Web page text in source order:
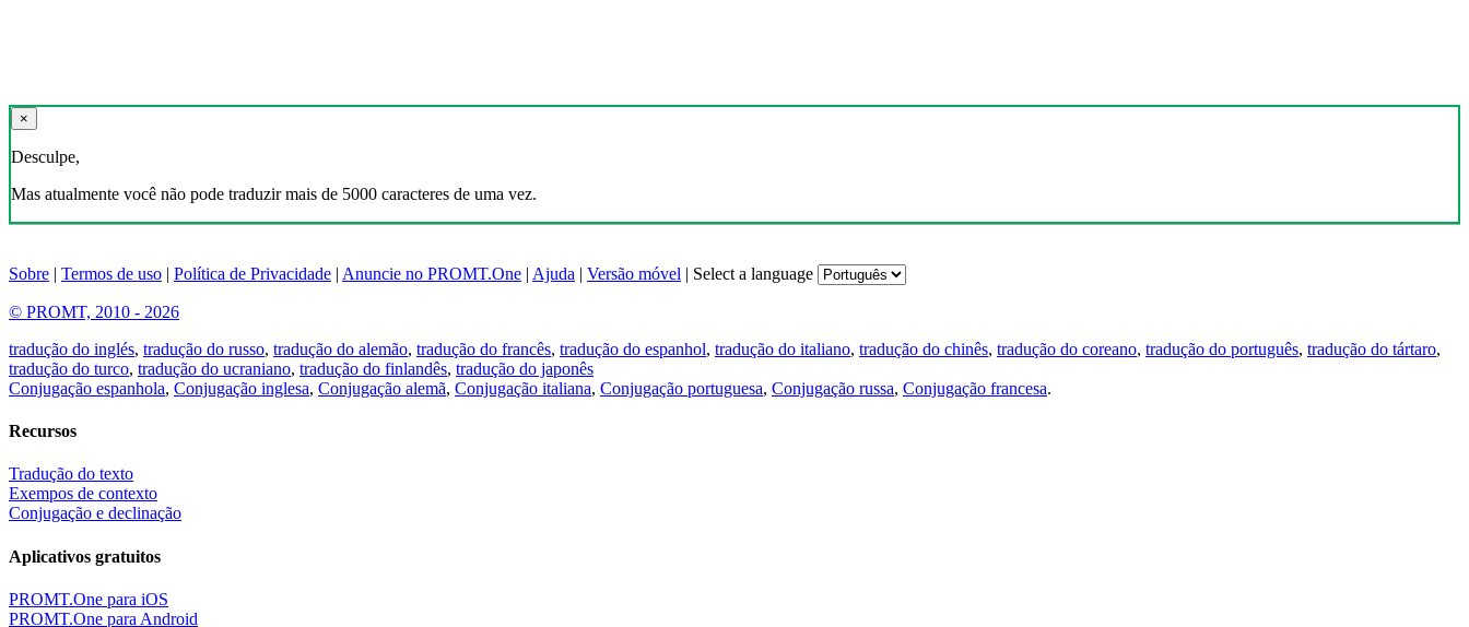
×
Desculpe,
Mas atualmente você não pode traduzir mais de 5000 caracteres de uma vez.
Sobre | Termos de uso | Política de Privacidade | Anuncie no PROMT.One | Ajuda | Versão móvel | Select a language
© PROMT, 2010 - 2026
tradução do inglés, tradução do russo, tradução do alemão, tradução do francês, tradução do espanhol, tradução do italiano, tradução do chinês, tradução do coreano, tradução do português, tradução do tártaro,
tradução do turco, tradução do ucraniano, tradução do finlandês, tradução do japonês
Conjugação espanhola, Conjugação inglesa, Conjugação alemã, Conjugação italiana, Conjugação portuguesa, Conjugação russa, Conjugação francesa.
Recursos
Tradução do texto
Exempos de contexto
Conjugação e declinação
Aplicativos gratuitos
PROMT.One para iOS
PROMT.One para Android